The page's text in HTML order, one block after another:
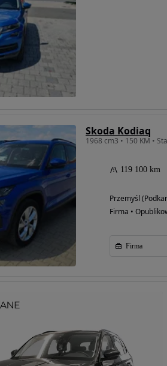
Skoda Kodiaq
1968 cm3 • 150 KM •
119 100 km
Przemyśl
Firma •
Firma